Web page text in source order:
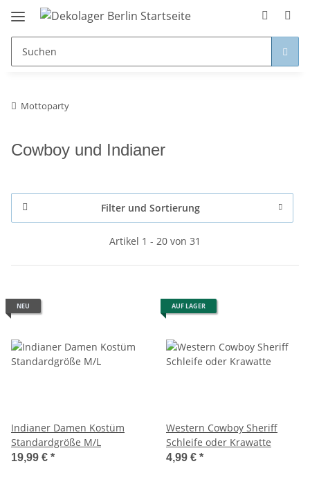
Mottoparty
Cowboy und Indianer
Filter und Sortierung
Artikel 1 - 20 von 31
NEU
Indianer Damen Kostüm
Standardgröße M/L
19,99 € *
AUF LAGER
Western Cowboy Sheriff
Schleife oder Krawatte
4,99 € *